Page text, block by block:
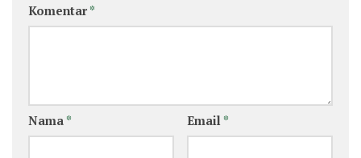
Komentar*
Nama * Email *